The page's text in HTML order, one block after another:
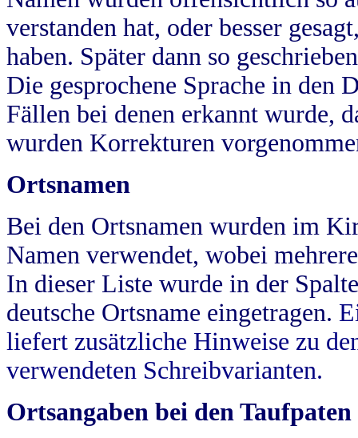
verstanden hat, oder besser
haben. Später dann so
Die gesprochene Sprache in
Fällen bei denen erkannt wurde,
wurden Korrekturen
Ortsnamen
Bei den Ortsnamen wurden im
Namen verwendet, wobei
In dieser Liste wurde in der
deutsche Ortsname eingetragen.
liefert zusätzliche Hinweise zu
verwendeten Schreibvarianten.
Ortsangaben bei den Taufpaten